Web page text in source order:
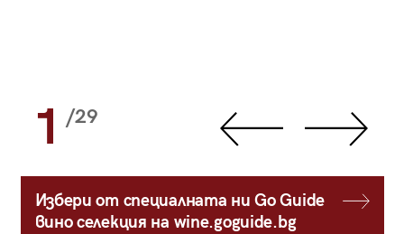
1 /29
Избери от специалната ни Go Guide
вино селекция на wine.goguide.bg